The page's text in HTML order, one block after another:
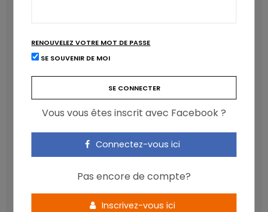
Les anthocyanines bénéfiques pour la santé
NICOLAS GUGGENBÜHL
RENOUVELEZ VOTRE MOT DE PASSE
SE SOUVENIR DE MOI
Vous vous êtes inscrit avec Facebook ?
Connectez-vous ici
Pas encore de compte?
Inscrivez-vous ici